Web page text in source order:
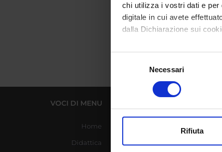
chi utilizza i vostri dati e
digitale in cui avete
dalla Dichiarazione sui
Con il tuo consenso,
raccogliere
digitali).
modificare o ritirare il tuo
Necessari
Rifiuta
VOCI DI MENU
Home
Didattica
Universitaria Integrata